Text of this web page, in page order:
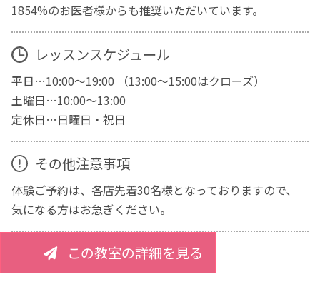
1854%のお医者様からも推奨いただいています。
レッスンスケジュール
平日…10:00～19:00 （13:00～15:00はクローズ）
土曜日…10:00～13:00
定休日…日曜日・祝日
その他注意事項
体験ご予約は、各店先着30名様となっておりますので、
気になる方はお急ぎください。
この教室の詳細を見る